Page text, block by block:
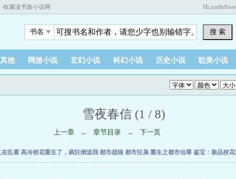
收藏读书族小说网 Hi,
书名 搜 索
他 网游小说 玄幻小说 科幻小说 历史小说 耽美小说
雪夜春信 (1 / 8)
上一章 ← 章节目录 → 下一页
在乱看 高冷校花重生了，疯狂倒追我 都市战狼 都市狂枭 重生之都市仙尊 鉴宝：极品校